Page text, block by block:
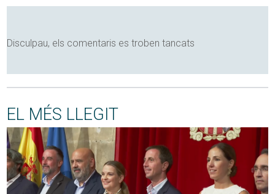
Disculpau, els comentaris es troben tancats
EL MÉS LLEGIT